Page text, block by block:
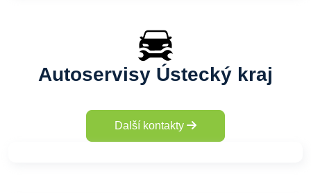
Autoservisy Ústecký kraj
Další kontakty